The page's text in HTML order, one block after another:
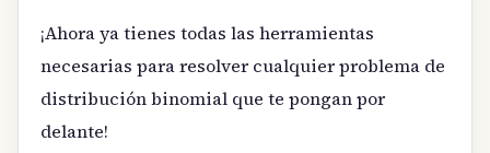
¡Ahora ya tienes todas las herramientas
necesarias para resolver cualquier problema de
distribución binomial que te pongan por
delante!